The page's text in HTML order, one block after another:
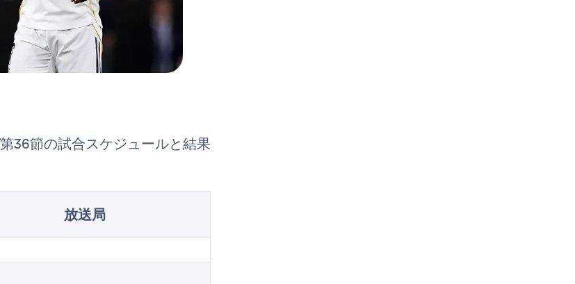
第36節の試合スケジュールと結果
放送局